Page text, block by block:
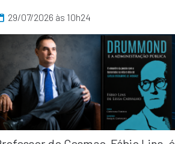
29/07/2026 às 10h24